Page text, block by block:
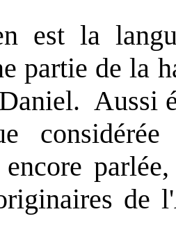
est la
partie de la
Aussi
de